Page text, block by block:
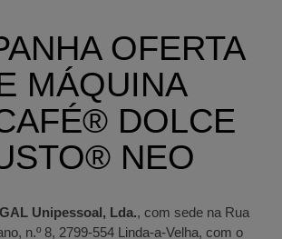
OFERTA
MÁQUINA
DOLCE
NEO
Unipessoal, Lda., com sede na Rua
n.º 8, 2799-554 Linda-a-Velha, com o